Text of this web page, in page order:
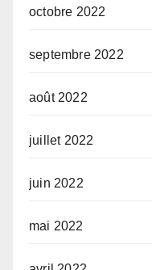
octobre 2022
septembre 2022
août 2022
juillet 2022
juin 2022
mai 2022